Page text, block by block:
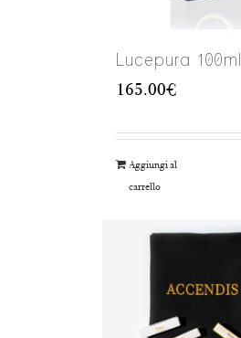
Lucepura 100ml
165.00€
Aggiungi al
carrello